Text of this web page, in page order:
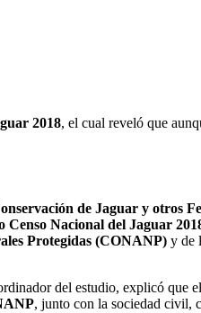
2018, el cual reveló que
de Jaguar y otros
Censo Nacional del Jaguar
Protegidas (CONANP) y de
del estudio, explicó que
, junto con la sociedad civil,